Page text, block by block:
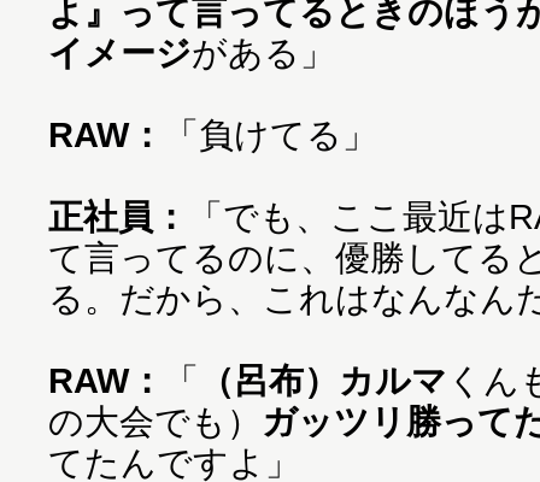
よ』って言ってるときのほう
イメージがある」
RAW： 「負けてる」
正社員：
「でも、ここ最近は
て言ってるのに、優勝してる
る。だから、これはなんなん
RAW： 「 （呂布）カルマ くん
の大会でも） ガッツリ勝って
てたんですよ」